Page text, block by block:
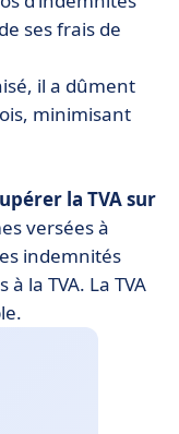
ses frais de
il a dûment
minimisant
la TVA sur
versées à
indemnités
la TVA. La TVA